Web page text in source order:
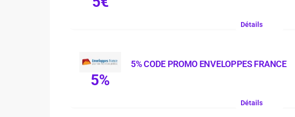
Détails
5%
5% CODE PROMO ENVELOPPES FRANCE
Détails